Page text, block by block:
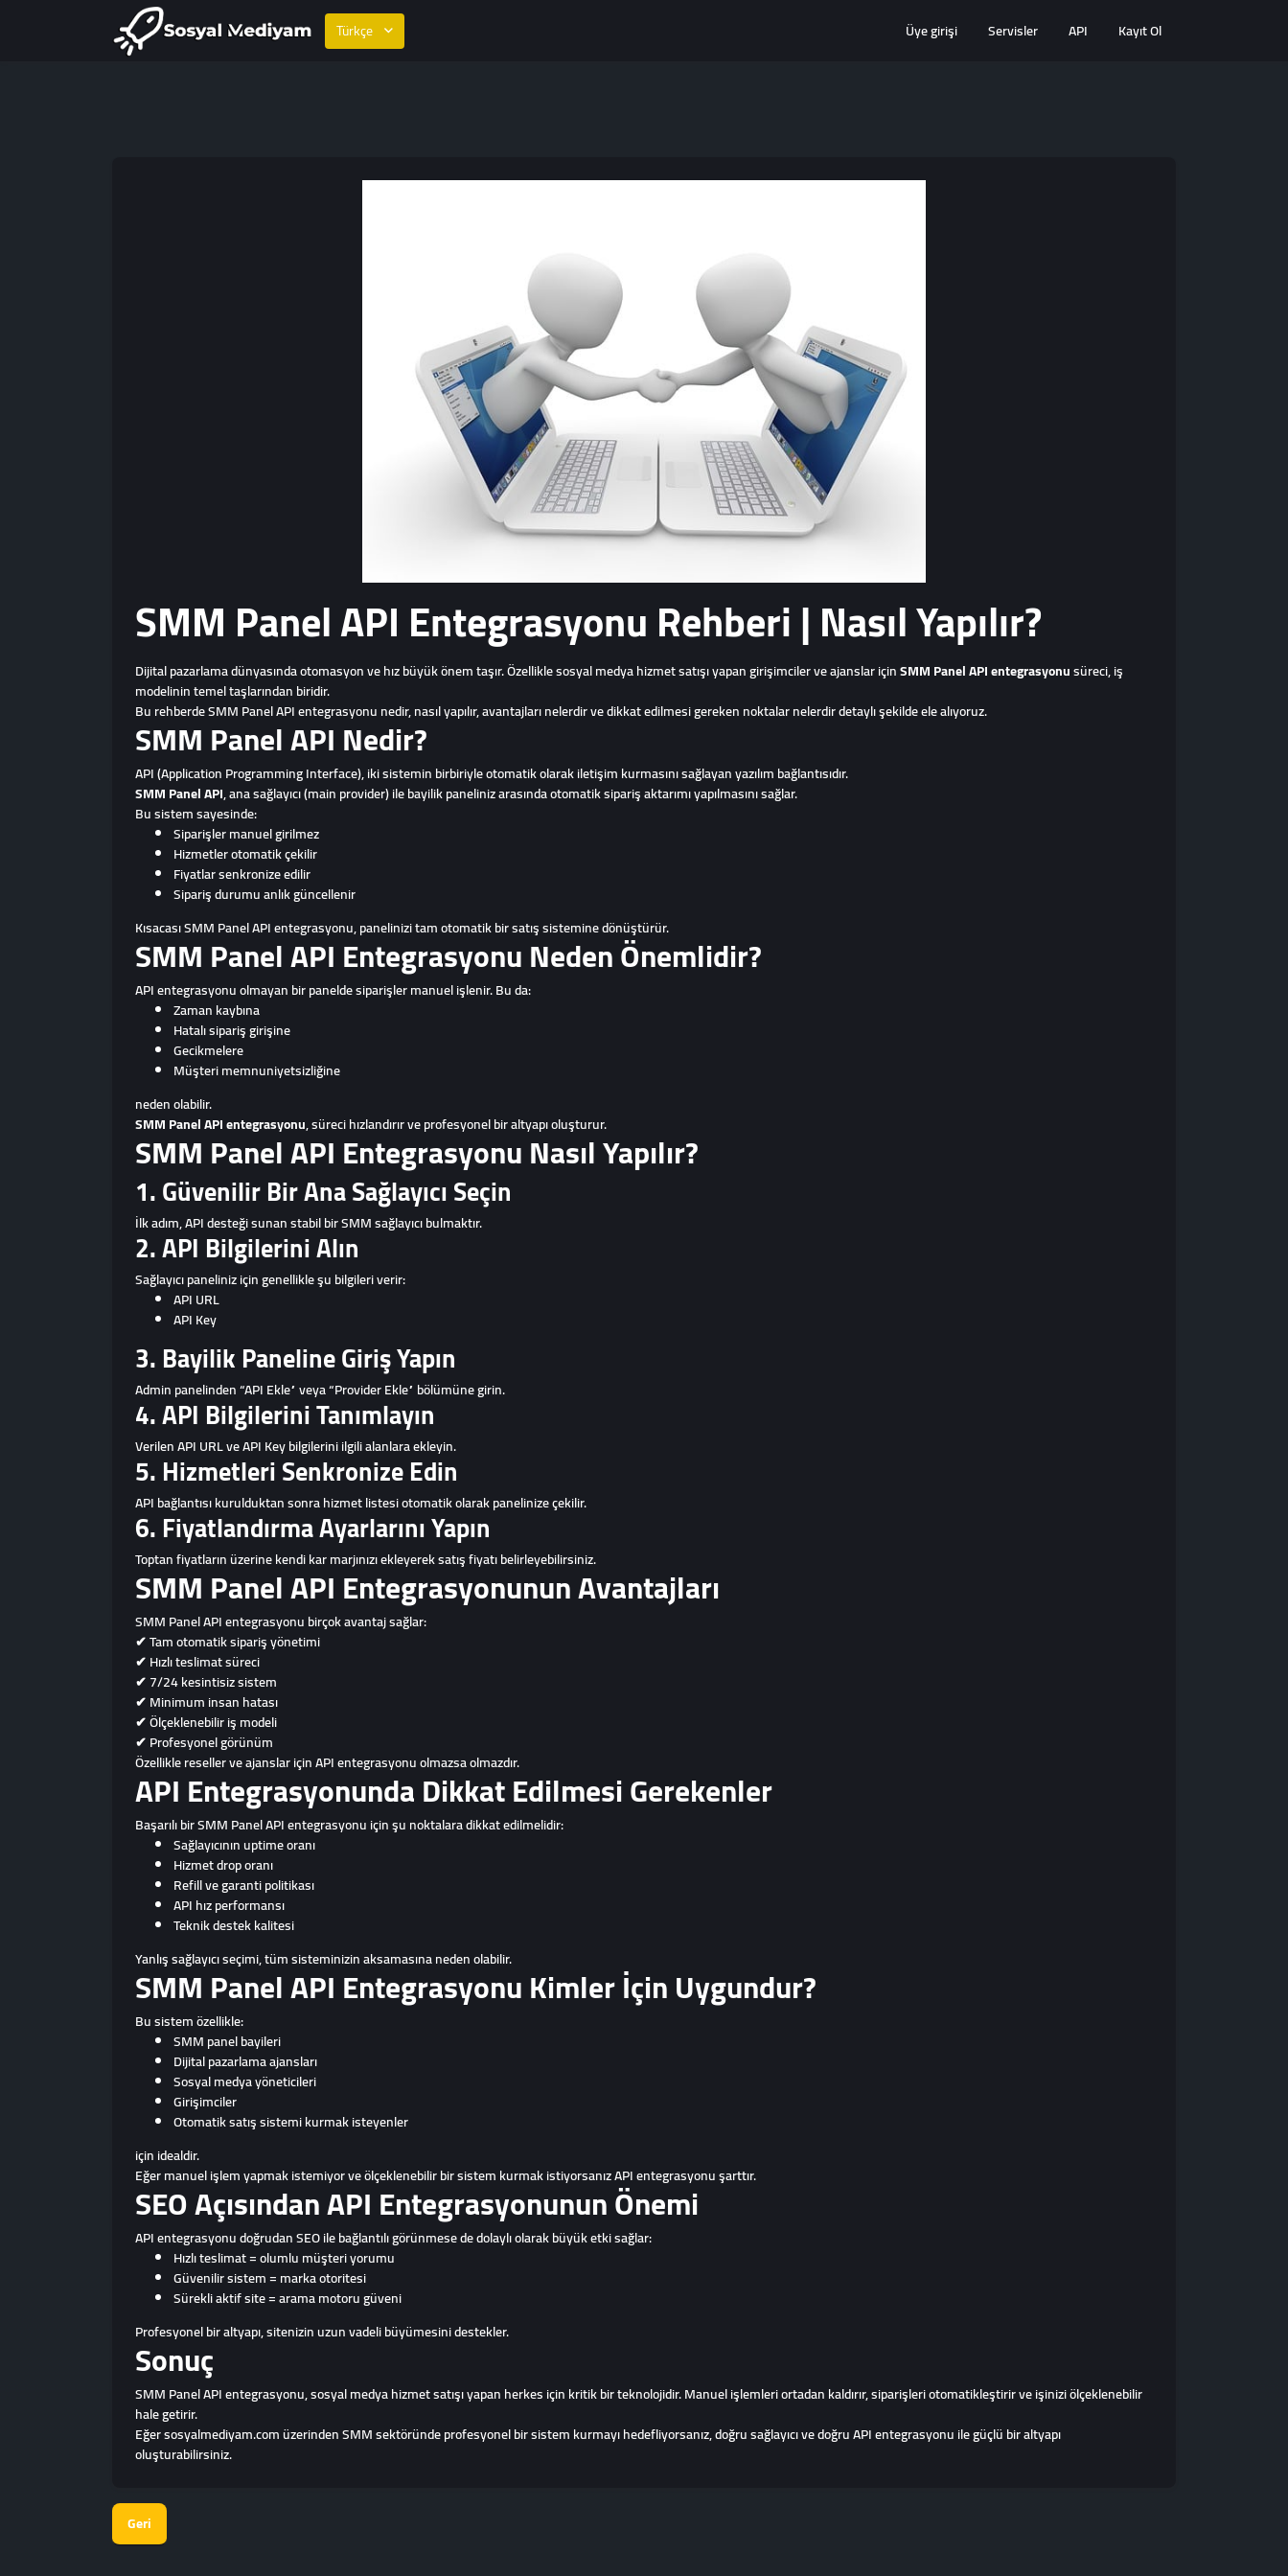
Türkçe Üye girişi Servisler API Kayıt Ol
SMM Panel API Entegrasyonu Rehberi | Nasıl Yapılır?
Dijital pazarlama dünyasında otomasyon ve hız büyük önem taşır. Özellikle sosyal medya hizmet satışı yapan girişimciler ve ajanslar içinSMM Panel API entegrasyonusüreci, iş
modelinin temel taşlarından biridir.
Bu rehberde SMM Panel API entegrasyonu nedir, nasıl yapılır, avantajları nelerdir ve dikkat edilmesi gereken noktalar nelerdir detaylı şekilde ele alıyoruz.
SMM Panel API Nedir?
API (Application Programming Interface), iki sistemin birbiriyle otomatik olarak iletişim kurmasını sağlayan yazılım bağlantısıdır.
SMM Panel API, ana sağlayıcı (main provider) ile bayilik paneliniz arasında otomatik sipariş aktarımı yapılmasını sağlar.
Bu sistem sayesinde:
Siparişler manuel girilmez
Hizmetler otomatik çekilir
Fiyatlar senkronize edilir
Sipariş durumu anlık güncellenir
Kısacası SMM Panel API entegrasyonu, panelinizi tam otomatik bir satış sistemine dönüştürür.
SMM Panel API Entegrasyonu Neden Önemlidir?
API entegrasyonu olmayan bir panelde siparişler manuel işlenir. Bu da:
Zaman kaybına
Hatalı sipariş girişine
Gecikmelere
Müşteri memnuniyetsizliğine
neden olabilir.
SMM Panel API entegrasyonu, süreci hızlandırır ve profesyonel bir altyapı oluşturur.
SMM Panel API Entegrasyonu Nasıl Yapılır?
1. Güvenilir Bir Ana Sağlayıcı Seçin
İlk adım, API desteği sunan stabil bir SMM sağlayıcı bulmaktır.
2. API Bilgilerini Alın
Sağlayıcı paneliniz için genellikle şu bilgileri verir:
API URL
API Key
3. Bayilik Paneline Giriş Yapın
Admin panelinden “API Ekle” veya “Provider Ekle” bölümüne girin.
4. API Bilgilerini Tanımlayın
Verilen API URL ve API Key bilgilerini ilgili alanlara ekleyin.
5. Hizmetleri Senkronize Edin
API bağlantısı kurulduktan sonra hizmet listesi otomatik olarak panelinize çekilir.
6. Fiyatlandırma Ayarlarını Yapın
Toptan fiyatların üzerine kendi kar marjınızı ekleyerek satış fiyatı belirleyebilirsiniz.
SMM Panel API Entegrasyonunun Avantajları
SMM Panel API entegrasyonu birçok avantaj sağlar:
✔ Tam otomatik sipariş yönetimi
✔ Hızlı teslimat süreci
✔ 7/24 kesintisiz sistem
✔ Minimum insan hatası
✔ Ölçeklenebilir iş modeli
✔ Profesyonel görünüm
Özellikle reseller ve ajanslar için API entegrasyonu olmazsa olmazdır.
API Entegrasyonunda Dikkat Edilmesi Gerekenler
Başarılı bir SMM Panel API entegrasyonu için şu noktalara dikkat edilmelidir:
Sağlayıcının uptime oranı
Hizmet drop oranı
Refill ve garanti politikası
API hız performansı
Teknik destek kalitesi
Yanlış sağlayıcı seçimi, tüm sisteminizin aksamasına neden olabilir.
SMM Panel API Entegrasyonu Kimler İçin Uygundur?
Bu sistem özellikle:
SMM panel bayileri
Dijital pazarlama ajansları
Sosyal medya yöneticileri
Girişimciler
Otomatik satış sistemi kurmak isteyenler
için idealdir.
Eğer manuel işlem yapmak istemiyor ve ölçeklenebilir bir sistem kurmak istiyorsanız API entegrasyonu şarttır.
SEO Açısından API Entegrasyonunun Önemi
API entegrasyonu doğrudan SEO ile bağlantılı görünmese de dolaylı olarak büyük etki sağlar:
Hızlı teslimat = olumlu müşteri yorumu
Güvenilir sistem = marka otoritesi
Sürekli aktif site = arama motoru güveni
Profesyonel bir altyapı, sitenizin uzun vadeli büyümesini destekler.
Sonuç
SMM Panel API entegrasyonu, sosyal medya hizmet satışı yapan herkes için kritik bir teknolojidir. Manuel işlemleri ortadan kaldırır, siparişleri otomatikleştirir ve işinizi ölçeklenebilir
hale getirir.
Eğer sosyalmediyam.com üzerinden SMM sektöründe profesyonel bir sistem kurmayı hedefliyorsanız, doğru sağlayıcı ve doğru API entegrasyonu ile güçlü bir altyapı
oluşturabilirsiniz.
Geri